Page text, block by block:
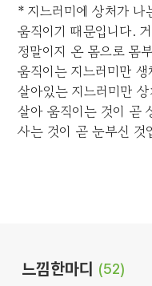
* 지느러미에 상처가 나
움직이기 때문입니다.
정말이지 온 몸으로 몸
움직이는 지느러미만
살아있는 지느러미만
살아 움직이는 것이 곧
사는 것이 곧 눈부신 것
느낌한마디 (52)